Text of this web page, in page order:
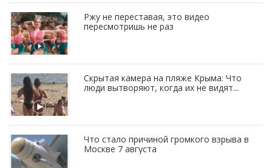
Ржу не переставая, это видео
пересмотришь не раз
Скрытая камера на пляже Крыма: Что
люди вытворяют, когда их не видят...
Что стало причиной громкого взрыва в
Москве 7 августа